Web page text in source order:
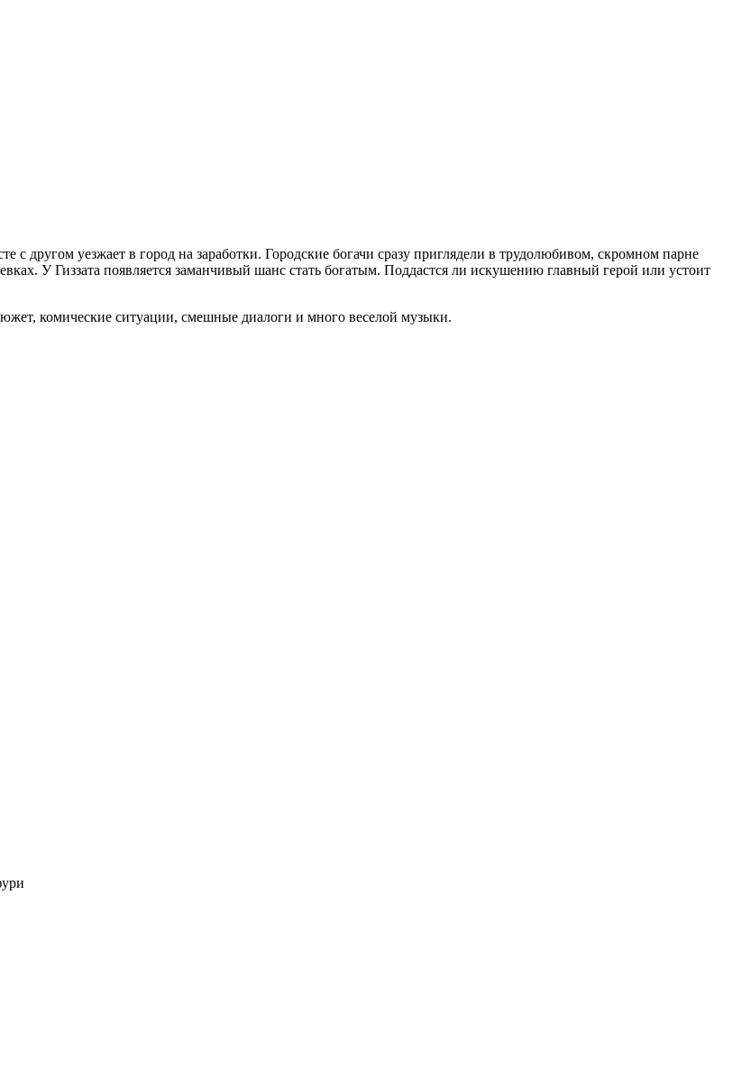
с другом уезжает в город на заработки. Городские богачи сразу приглядели в трудолюбивом, скромном парне
У Гиззата появляется заманчивый шанс стать богатым. Поддастся ли искушению главный герой или устоит
комические ситуации, смешные диалоги и много веселой музыки.